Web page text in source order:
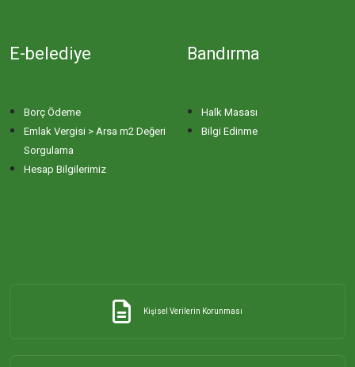
E-belediye
Borç Ödeme
Emlak Vergisi > Arsa m2 Değeri
Sorgulama
Hesap Bilgilerimiz
Bandırma
Halk Masası
Bilgi Edinme
Kişisel Verilerin Korunması